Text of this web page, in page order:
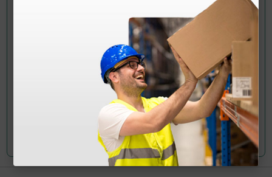
Envía ahora mismo tu pregunta a los colegas que ya
han adquirido este producto.
Envía tu pregunta